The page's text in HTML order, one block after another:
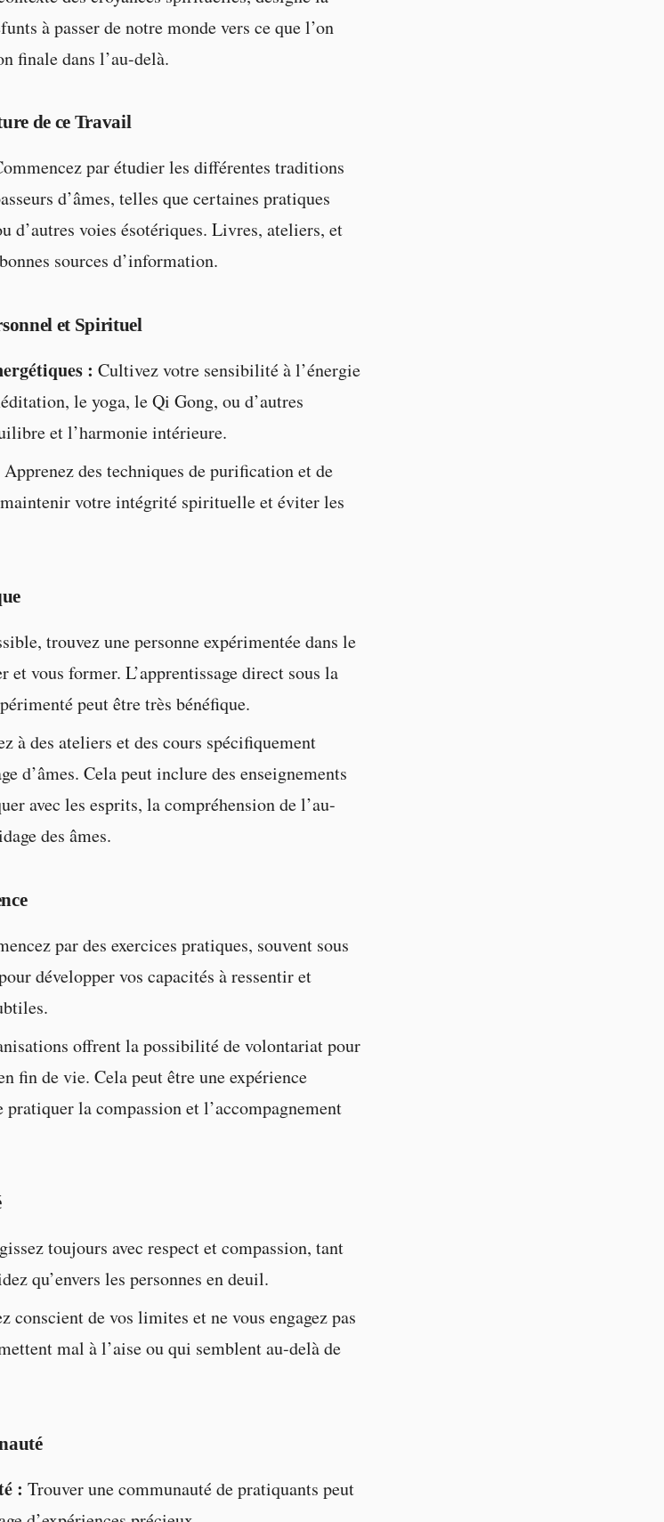
à passer de notre monde vers ce que l’on
finale dans l’au-delà.
de ce Travail
par étudier les différentes traditions
d’âmes, telles que certaines pratiques
d’autres voies ésotériques. Livres, ateliers, et
sources d’information.
et Spirituel
: Cultivez votre sensibilité à l’énergie
le yoga, le Qi Gong, ou d’autres
et l’harmonie intérieure.
Apprenez des techniques de purification et de
votre intégrité spirituelle et éviter les
trouvez une personne expérimentée dans le
et vous former. L’apprentissage direct sous la
peut être très bénéfique.
à des ateliers et des cours spécifiquement
d’âmes. Cela peut inclure des enseignements
avec les esprits, la compréhension de l’au-
des âmes.
par des exercices pratiques, souvent sous
développer vos capacités à ressentir et
offrent la possibilité de volontariat pour
fin de vie. Cela peut être une expérience
la compassion et l’accompagnement
toujours avec respect et compassion, tant
qu’envers les personnes en deuil.
conscient de vos limites et ne vous engagez pas
mal à l’aise ou qui semblent au-delà de
: Trouver une communauté de pratiquants peut